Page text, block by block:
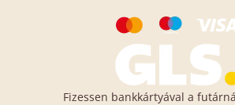
Fizessen bankkártyával a